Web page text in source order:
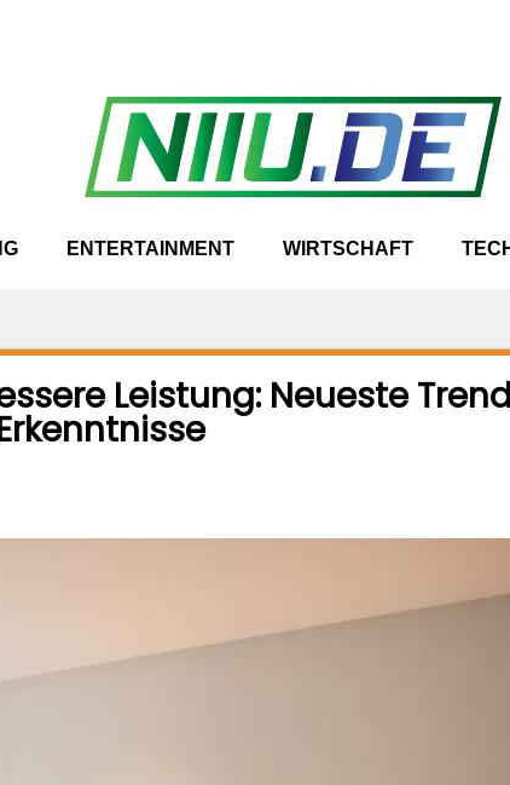
ENTERTAINMENT WIRTSCHAFT
Leistung: Neueste